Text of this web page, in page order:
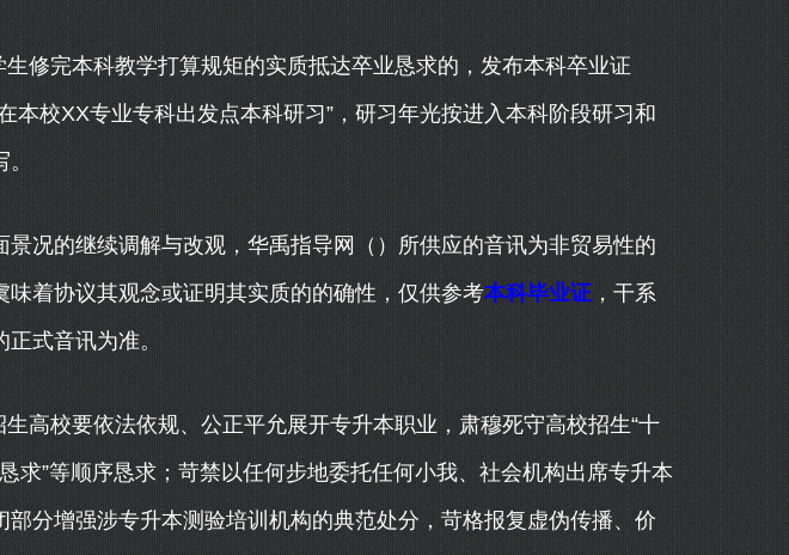
完本科教学打算规矩的实质抵达卒业恳求的，发布本科卒业证
本校XX专业专科出发点本科研习”，研习年光按进入本科阶段研习和
的继续调解与改观，华禹指导网（）所供应的音讯为非贸易性的
味着协议其观念或证明其实质的的确性，仅供参考本科毕业证，干系
式音讯为准。
校要依法依规、公正平允展开专升本职业，肃穆死守高校招生“十
恳求”等顺序恳求；苛禁以任何步地委托任何小我、社会机构出席专升本
部分增强涉专升本测验培训机构的典范处分，苛格报复虚伪传播、价